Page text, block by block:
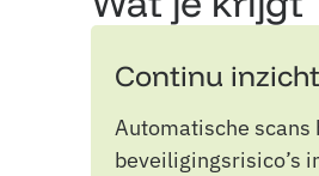
Continu
Automatische
beveiligingsrisico’s